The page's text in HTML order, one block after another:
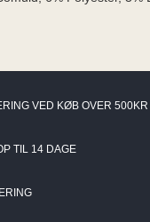
VED KØB OVER 500KR
TIL 14 DAGE